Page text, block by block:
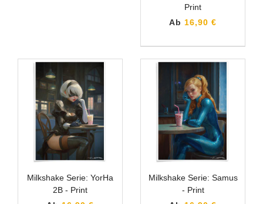
Print
Ab 16,90 €
Milkshake Serie: YorHa
2B - Print
Milkshake Serie: Samus
- Print